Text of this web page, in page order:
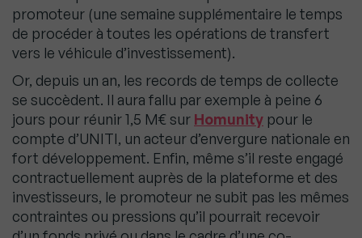
promoteur (une semaine supplémentaire le temps
de procéder à toutes les opérations de transfert
vers le véhicule d’investissement).
Or, depuis un an, les records de temps de collecte
se succèdent. Il aura fallu par exemple à peine 6
jours pour réunir 1,5 M€ sur Homunity pour le
compte d’UNITI, un acteur d’envergure nationale en
fort développement. Enfin, même s’il reste engagé
contractuellement auprès de la plateforme et des
investisseurs, le promoteur ne subit pas les mêmes
contraintes ou pressions qu’il pourrait recevoir